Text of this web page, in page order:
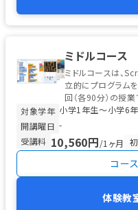
ミドルコース
ミドルコースは、
立的にプログラム
回（各90分）の授
目に応用改造・...
対象学年 小学1年生〜小学6
開講曜日 -
受講料 10,560円/1ヶ月
コー
体験教